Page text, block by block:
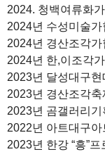
2024. 청백여류화
2024년 수성미술
2024년 경산조각
2024년 한,이조각
2023년 달성대구
2023년 경산조각
2023년 곰갤러리
2022년 아트대구
2023년 한강 “흥”